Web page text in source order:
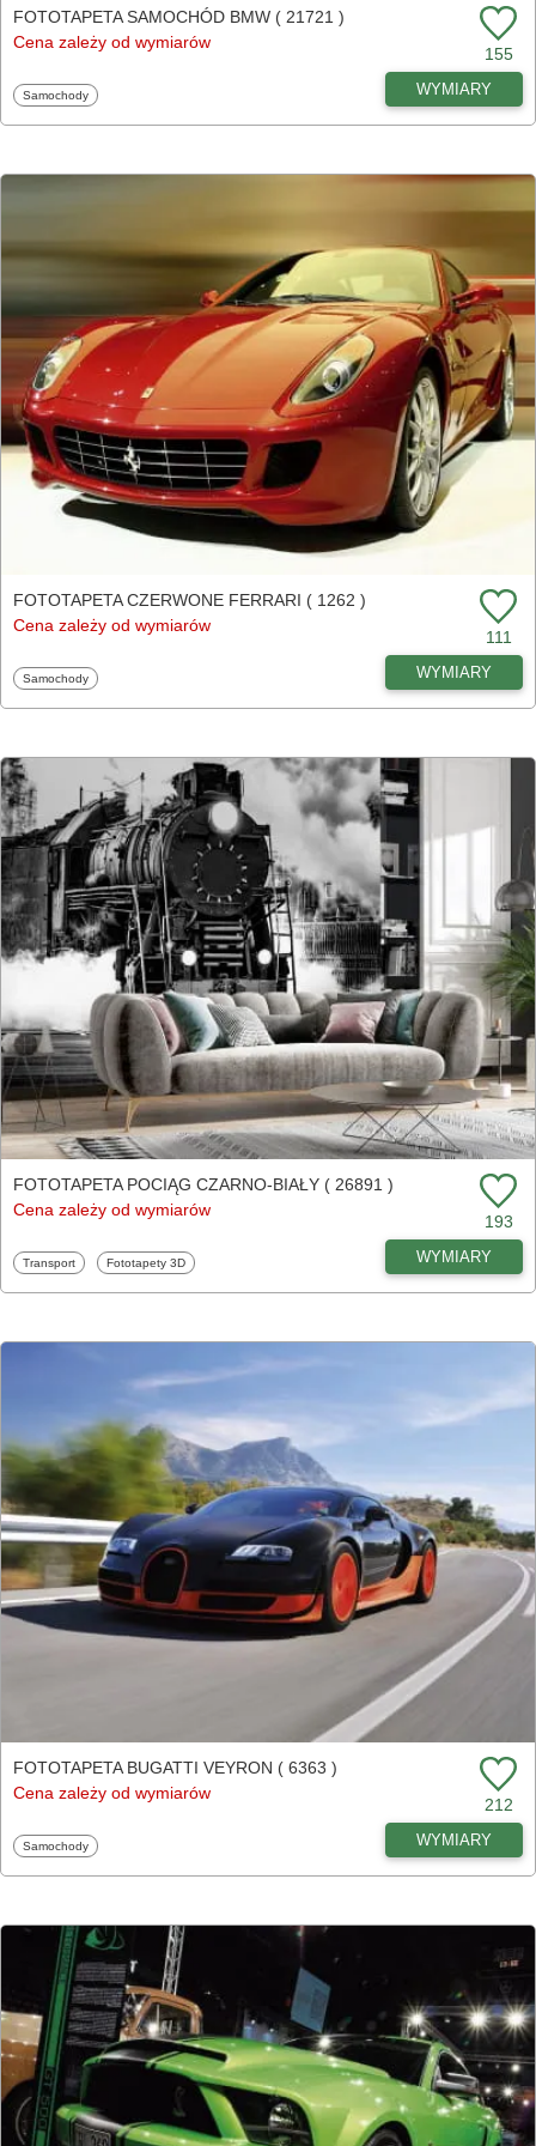
FOTOTAPETA SAMOCHÓD BMW ( 21721 )
Cena zależy od wymiarów
155
Fototapety
Samochody WYMIARY
FOTOTAPETA CZERWONE FERRARI ( 1262 )
Cena zależy od wymiarów
111
Fototapety
Samochody WYMIARY
FOTOTAPETA POCIĄG CZARNO-BIAŁY ( 26891 )
Cena zależy od wymiarów
193
Fototapety
Transport Fototapety
Fototapety 3D WYMIARY
FOTOTAPETA BUGATTI VEYRON ( 6363 )
Cena zależy od wymiarów
212
Fototapety
Samochody WYMIARY